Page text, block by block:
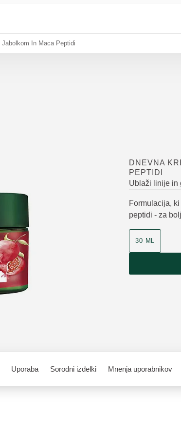
In Maca Peptidi
DNEVNA
PEPTIDI
Ublaži linije in
Formulacija,
peptidi - za
30 ML
Uporaba Sorodni izdelki Mnenja uporabnikov